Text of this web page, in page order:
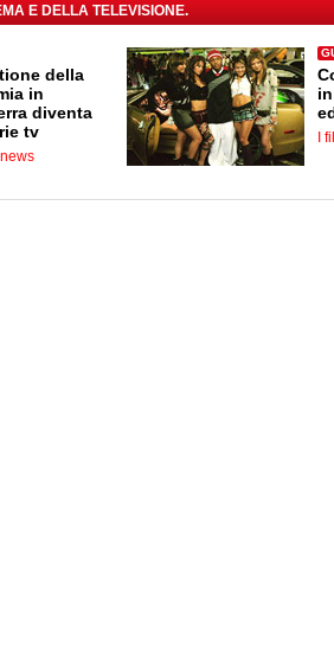
E DELLA TELEVISIONE.
della
in
diventa
tv
I